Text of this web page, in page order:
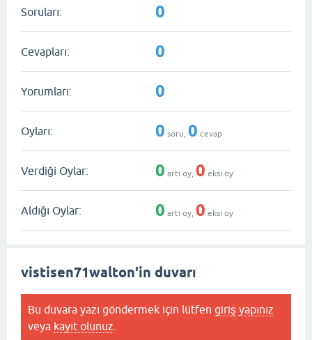
Soruları: 0
Cevapları: 0
Yorumları: 0
Oyları: 0 soru, 0 cevap
Verdiği Oylar: 0 artı oy, 0 eksi oy
Aldığı Oylar: 0 artı oy, 0 eksi oy
vistisen71walton'in duvarı
Bu duvara yazı göndermek için lütfen giriş yapınız
veya kayıt olunuz